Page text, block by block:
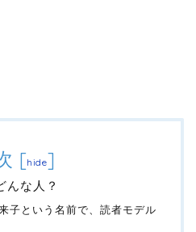
[hide]
んな人？
子という名前で、読者モデル